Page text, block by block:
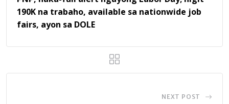
190K na trabaho, available sa nationwide job
fairs, ayon sa DOLE
NEXT POST